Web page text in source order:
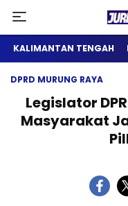
Satu
KALIMANTAN TENGAH
DPRD MURUNG RAYA
Legislator
Masyarakat